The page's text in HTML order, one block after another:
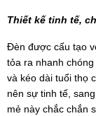
Thiết kế tinh tế,
Đèn được cấu tạo
tỏa ra nhanh
và kéo dài tuổi thọ
nên sự tinh tế,
mẻ này chắc chắn